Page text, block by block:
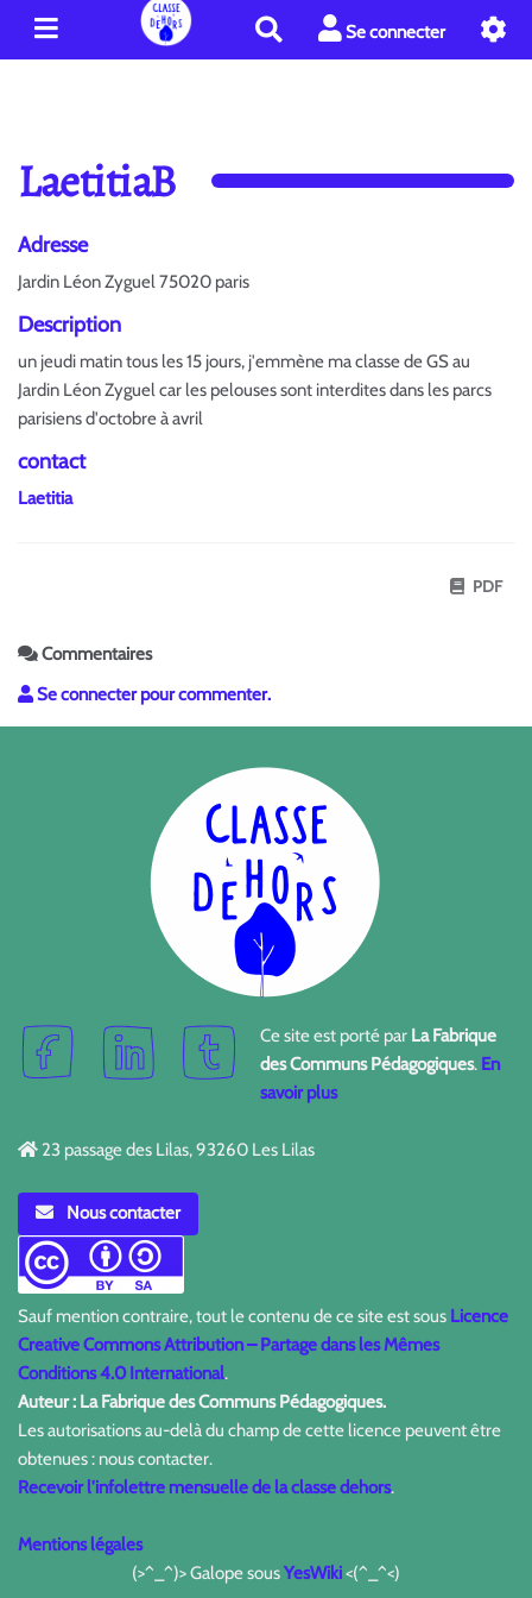
e
c
Se connecter
LaetitiaB
Adresse
Jardin Léon Zyguel 75020 paris
Description
un jeudi matin tous les 15 jours, j'emmène ma classe de GS au
Jardin Léon Zyguel car les pelouses sont interdites dans les parcs
parisiens d'octobre à avril
contact
Laetitia
PDF
Commentaires
Se connecter pour commenter.
Ce site est porté par La Fabrique
des Communs Pédagogiques. En
savoir plus
23 passage des Lilas, 93260 Les Lilas
Nous contacter
Sauf mention contraire, tout le contenu de ce site est sous Licence
Creative Commons Attribution – Partage dans les Mêmes
Conditions 4.0 International.
Auteur : La Fabrique des Communs Pédagogiques.
Les autorisations au-delà du champ de cette licence peuvent être
obtenues : nous contacter.
Recevoir l'infolettre mensuelle de la classe dehors.
Mentions légales
(>^_^)> Galope sousYesWiki<(^_^<)